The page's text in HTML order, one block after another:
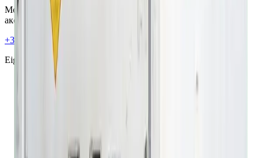
Морские контейнеры: продажа, аренда, запчасти и
аксессуары.
+370 5 279 3888
Eigulių g. 2, LT-03150 Vilnius, Lietuva